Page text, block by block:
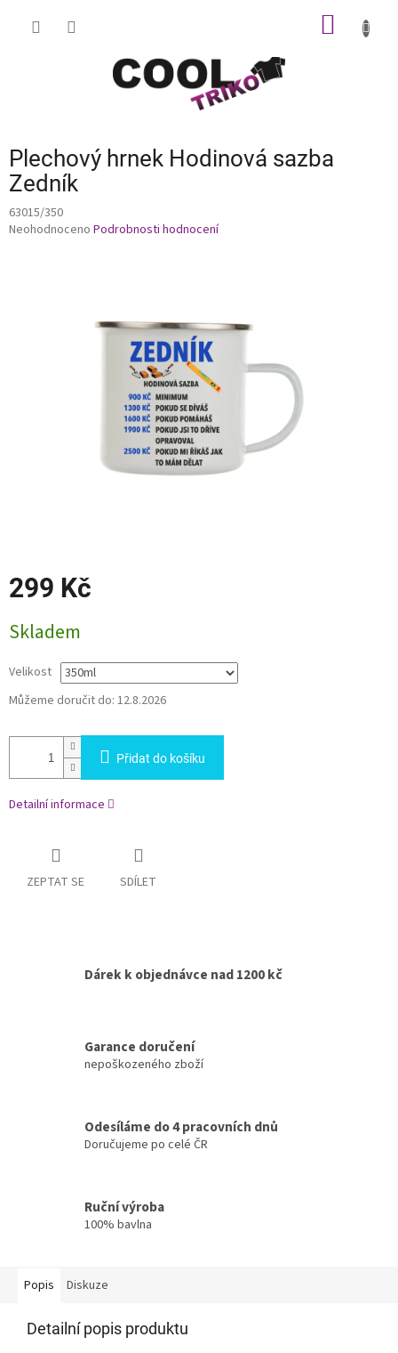
Plechový hrnek Hodinová sazba
Zedník
63015/350
Průměrné
Neohodnoceno Podrobnosti hodnocení
299 Kč
cena:
Skladem
Velikost
Můžeme doručit do: 12.8.2026
Přidat do košíku
Detailní informace
ZEPTAT SE SDÍLET
Dárek k objednávce nad 1200 kč
Garance doručení
nepoškozeného zboží
Odesíláme do 4 pracovních dnů
Doručujeme po celé ČR
Ruční výroba
100% bavlna
Popis Diskuze
Detailní popis produktu